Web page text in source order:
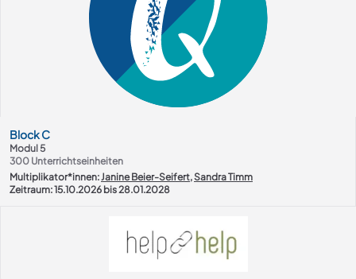
BlockC
Modul 5
300 Unterrichtseinheiten
Multiplikator*innen:Janine Beier-Seifert,Sandra Timm
Zeitraum: 15.10.2026 bis 28.01.2028